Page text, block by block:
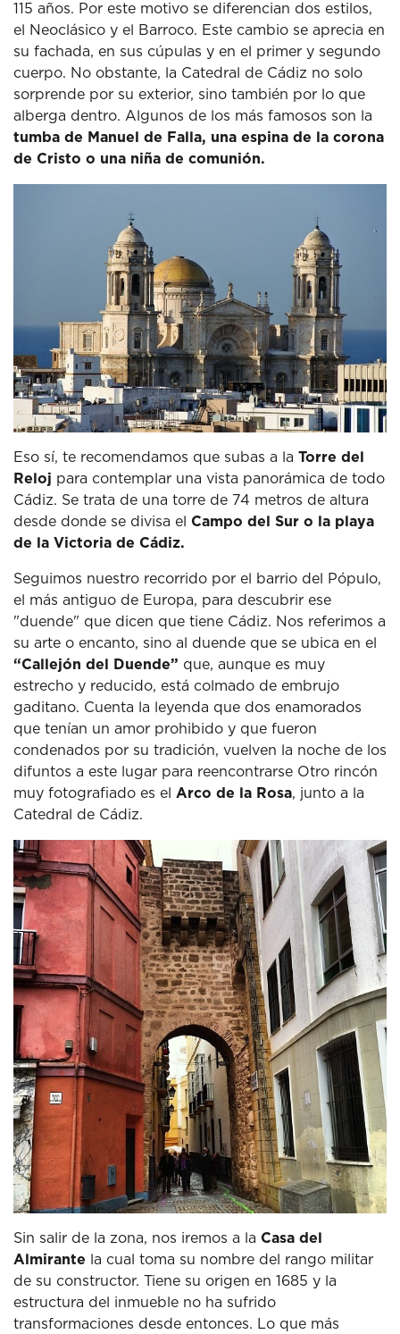
115 años. Por este motivo se diferencian dos estilos,
el Neoclásico y el Barroco. Este cambio se aprecia en
su fachada, en sus cúpulas y en el primer y segundo
cuerpo. No obstante, la Catedral de Cádiz no solo
sorprende por su exterior, sino también por lo que
alberga dentro. Algunos de los más famosos son la
tumba de Manuel de Falla, una espina de la corona
de Cristo o una niña de comunión.
Eso sí, te recomendamos que subas a la Torre del
Reloj para contemplar una vista panorámica de todo
Cádiz. Se trata de una torre de 74 metros de altura
desde donde se divisa el Campo del Sur o la playa
de la Victoria de Cádiz.
Seguimos nuestro recorrido por el barrio del Pópulo,
el más antiguo de Europa, para descubrir ese
"duende" que dicen que tiene Cádiz. Nos referimos a
su arte o encanto, sino al duende que se ubica en el
“Callejón del Duende” que, aunque es muy
estrecho y reducido, está colmado de embrujo
gaditano. Cuenta la leyenda que dos enamorados
que tenían un amor prohibido y que fueron
condenados por su tradición, vuelven la noche de los
difuntos a este lugar para reencontrarse Otro rincón
muy fotografiado es el Arco de la Rosa, junto a la
Catedral de Cádiz.
Sin salir de la zona, nos iremos a la Casa del
Almirante
la cual toma su nombre del rango militar
de su constructor. Tiene su origen en 1685 y la
estructura del inmueble no ha sufrido
transformaciones desde entonces. Lo que más